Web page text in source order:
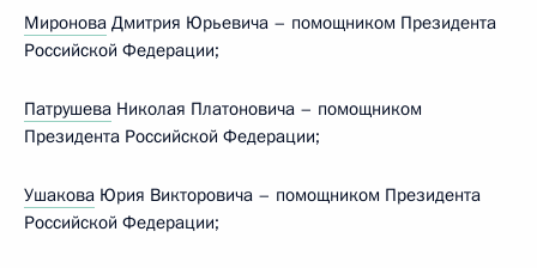
Миронова Дмитрия Юрьевича – помощником Президента
Российской Федерации;
Патрушева Николая Платоновича – помощником
Президента Российской Федерации;
Ушакова Юрия Викторовича – помощником Президента
Российской Федерации;